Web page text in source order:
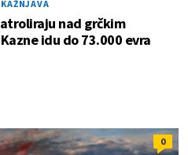
nad grčkim
idu do 73.000 evra
0